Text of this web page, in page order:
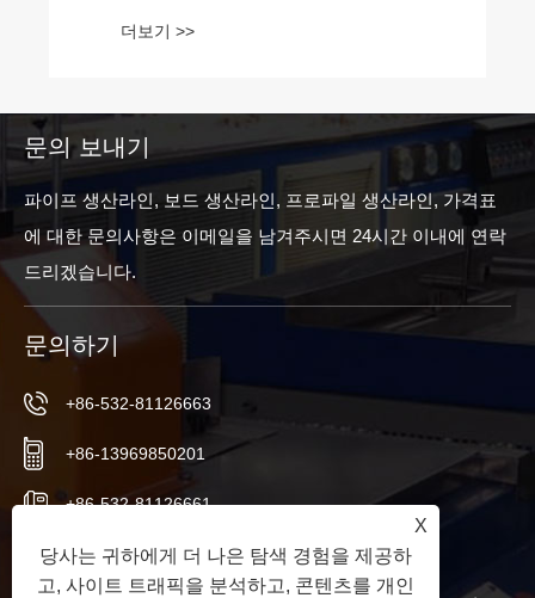
더보기 >>
문의 보내기
파이프 생산라인, 보드 생산라인, 프로파일 생산라인, 가격표
에 대한 문의사항은 이메일을 남겨주시면 24시간 이내에 연락
드리겠습니다.
문의하기
+86-532-81126663
+86-13969850201
+86-532-81126661
info@worldextruder.com
X
당사는 귀하에게 더 나은 탐색 경험을 제공하
고, 사이트 트래픽을 분석하고, 콘텐츠를 개인